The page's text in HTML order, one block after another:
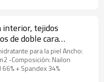
interior, tejidos
de doble cara
piel. para la piel Ancho:
-Composición: Nailon
+ Spandex 34%